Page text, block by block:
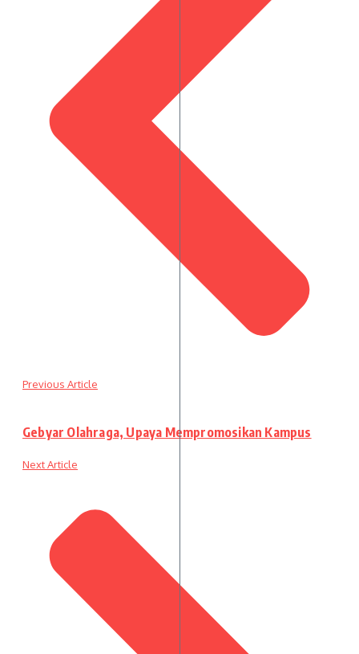
Previous Article
Gebyar Olahraga, Upaya Mempromosikan Kampus
Next Article